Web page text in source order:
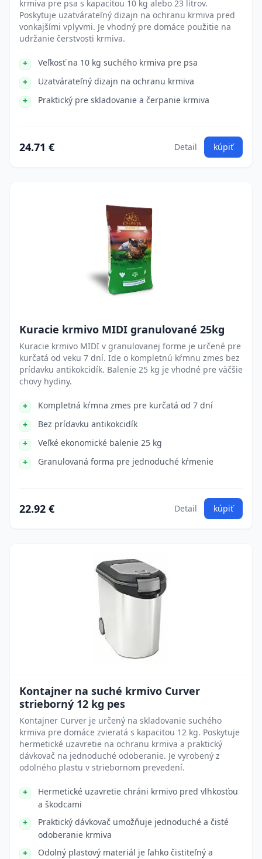
krmiva pre psa s kapacitou 10 kg alebo 23 litrov.
Poskytuje uzatvárateľný dizajn na ochranu krmiva pred
vonkajšími vplyvmi. Je vhodný pre domáce použitie na
udržanie čerstvosti krmiva.
Veľkosť na 10 kg suchého krmiva pre psa
Uzatvárateľný dizajn na ochranu krmiva
Praktický pre skladovanie a čerpanie krmiva
24.71 € Detail kúpiť
Kuracie krmivo MIDI granulované 25kg
Kuracie krmivo MIDI v granulovanej forme je určené pre
kurčatá od veku 7 dní. Ide o kompletnú kŕmnu zmes bez
prídavku antikokcidík. Balenie 25 kg je vhodné pre väčšie
chovy hydiny.
Kompletná kŕmna zmes pre kurčatá od 7 dní
Bez prídavku antikokcidík
Veľké ekonomické balenie 25 kg
Granulovaná forma pre jednoduché kŕmenie
22.92 € Detail kúpiť
Kontajner na suché krmivo Curver
strieborný 12 kg pes
Kontajner Curver je určený na skladovanie suchého
krmiva pre domáce zvieratá s kapacitou 12 kg. Poskytuje
hermetické uzavretie na ochranu krmiva a praktický
dávkovač na jednoduché odoberanie. Je vyrobený z
odolného plastu v striebornom prevedení.
Hermetické uzavretie chráni krmivo pred vlhkosťou
a škodcami
Praktický dávkovač umožňuje jednoduché a čisté
odoberanie krmiva
Odolný plastový materiál je ľahko čistiteľný a